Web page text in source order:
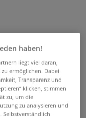
haben!
liegt viel daran,
ermöglichen. Dabei
Transparenz und
klicken, stimmen
zu, um die
zu analysieren und
Selbstverständlich